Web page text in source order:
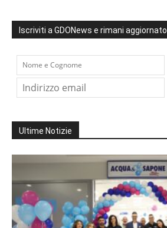
Iscriviti a GDONews e rimani aggiornato
Ultime Notizie